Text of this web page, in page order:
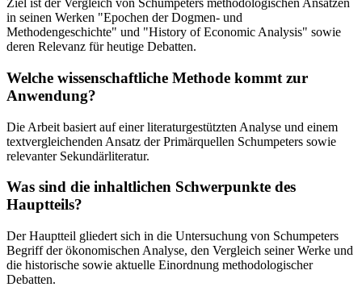
Ziel ist der Vergleich von Schumpeters methodologischen Ansätzen
in seinen Werken "Epochen der Dogmen- und
Methodengeschichte" und "History of Economic Analysis" sowie
deren Relevanz für heutige Debatten.
Welche wissenschaftliche Methode kommt zur
Anwendung?
Die Arbeit basiert auf einer literaturgestützten Analyse und einem
textvergleichenden Ansatz der Primärquellen Schumpeters sowie
relevanter Sekundärliteratur.
Was sind die inhaltlichen Schwerpunkte des
Hauptteils?
Der Hauptteil gliedert sich in die Untersuchung von Schumpeters
Begriff der ökonomischen Analyse, den Vergleich seiner Werke und
die historische sowie aktuelle Einordnung methodologischer
Debatten.